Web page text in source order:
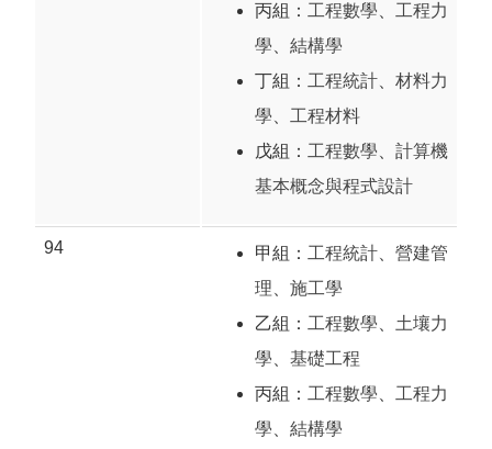
丙組： 工程數學
工程力
學
結構學
丁組： 工程統計
材料力
學
工程材料
戊組： 工程數學
計算機
基本概念與程式設計
94 甲組： 工程統計
營建管
理
施工學
乙組： 工程數學
土壤力
學
基礎工程
丙組： 工程數學
工程力
學
結構學